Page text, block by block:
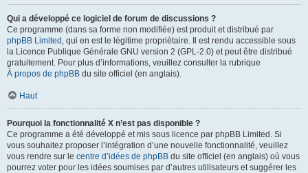
Qui a développé ce logiciel de forum de discussions ?
Ce programme (dans sa forme non modifiée) est produit et distribué par
phpBB Limited , qui en est le légitime propriétaire. Il est rendu accessible sous
la Licence Publique Générale GNU version 2 (GPL-2.0) et peut être distribué
gratuitement. Pour plus d’informations, veuillez consulter la rubrique
À propos de phpBB du site officiel (en anglais).
Haut
Pourquoi la fonctionnalité X n’est pas disponible ?
Ce programme a été développé et mis sous licence par phpBB Limited. Si
vous souhaitez proposer l’intégration d’une nouvelle fonctionnalité, veuillez
vous rendre sur le centre d’idées de phpBB du site officiel (en anglais) où vous
pourrez voter pour les idées soumises par d’autres utilisateurs et suggérer les